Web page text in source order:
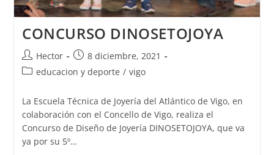
CONCURSO DINOSETOJOYA
Autor
de
Hector
Publicación
de
8 diciembre, 2021
Categoría
la
entrada:
educacion y deporte / vigo
La Escuela Técnica de Joyería del Atlántico de Vigo, en
colaboración con el Concello de Vigo, realiza el
Concurso de Diseño de Joyería DINOSETOJOYA, que va
ya por su 5º…